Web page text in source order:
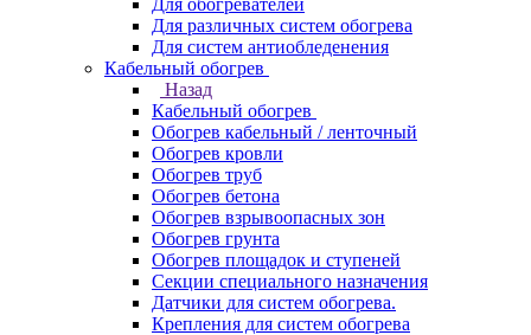
Для обогревателей
Для различных систем обогрева
Для систем антиобледенения
Кабельный обогрев
Назад
Кабельный обогрев
Обогрев кабельный / ленточный
Обогрев кровли
Обогрев труб
Обогрев бетона
Обогрев взрывоопасных зон
Обогрев грунта
Обогрев площадок и ступеней
Секции специального назначения
Датчики для систем обогрева.
Крепления для систем обогрева